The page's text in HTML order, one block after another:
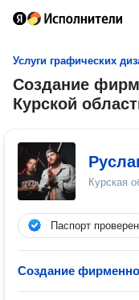
Услуги графических
Создание
Курской
Курская
Паспорт проверен
Создание